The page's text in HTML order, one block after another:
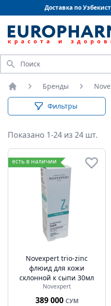
Доставка по
Искать
Главная
Бренды
Фильтры
Показано 1-24 из 24 шт.
есть в наличии
Novexpert trio-zinc
флюид для кожи
склонной к сыпи 30мл
Novexpert
389 000 СУМ